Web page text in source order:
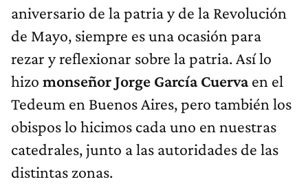
aniversario de la patria y de la Revolución
de Mayo, siempre es una ocasión para
rezar y reflexionar sobre la patria. Así lo
hizo monseñor Jorge García Cuerva​ en el
Tedeum en Buenos Aires, pero también los
obispos lo hicimos cada uno en nuestras
catedrales, junto a las autoridades de las
distintas zonas.